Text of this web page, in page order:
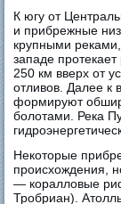
К югу от
и прибрежные
крупными
западе
250 км вверх от
отливов. Далее к
формируют
болотами. Река
Некоторые
происхождения,
— коралловые
Тробриан).